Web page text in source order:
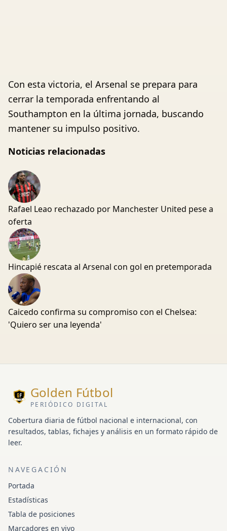
Con esta victoria, el Arsenal se prepara para
cerrar la temporada enfrentando al
Southampton en la última jornada, buscando
mantener su impulso positivo.
Noticias relacionadas
Rafael Leao rechazado por Manchester United pese a
oferta
Hincapié rescata al Arsenal con gol en pretemporada
Caicedo confirma su compromiso con el Chelsea:
'Quiero ser una leyenda'
Golden Fútbol
PERIÓDICO DIGITAL
Cobertura diaria de fútbol nacional e internacional, con
resultados, tablas, fichajes y análisis en un formato rápido de
leer.
NAVEGACIÓN
Portada
Estadísticas
Tabla de posiciones
Marcadores en vivo